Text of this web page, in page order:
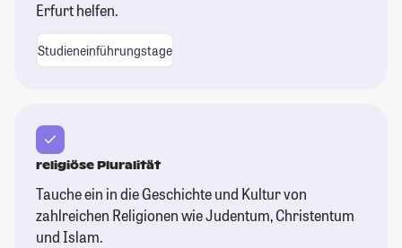
Erfurt helfen.
Studieneinführungstage
religiöse Pluralität
Tauche ein in die Geschichte und Kultur von
zahlreichen Religionen wie Judentum, Christentum
und Islam.